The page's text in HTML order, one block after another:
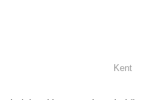
Kent